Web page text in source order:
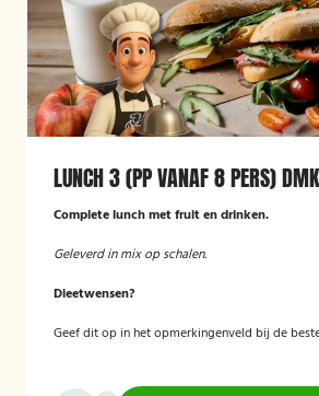
LUNCH 3 (PP VANAF 8 PERS) DMK
Complete lunch met fruit en drinken.
Geleverd in mix op schalen.
Dieetwensen?
Geef dit op in het opmerkingenveld bij de